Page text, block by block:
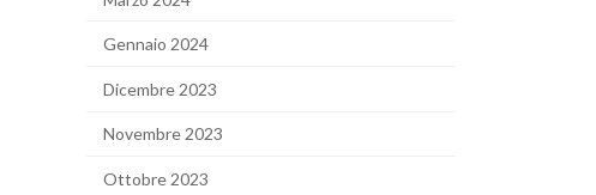
Gennaio 2024
Dicembre 2023
Novembre 2023
Ottobre 2023